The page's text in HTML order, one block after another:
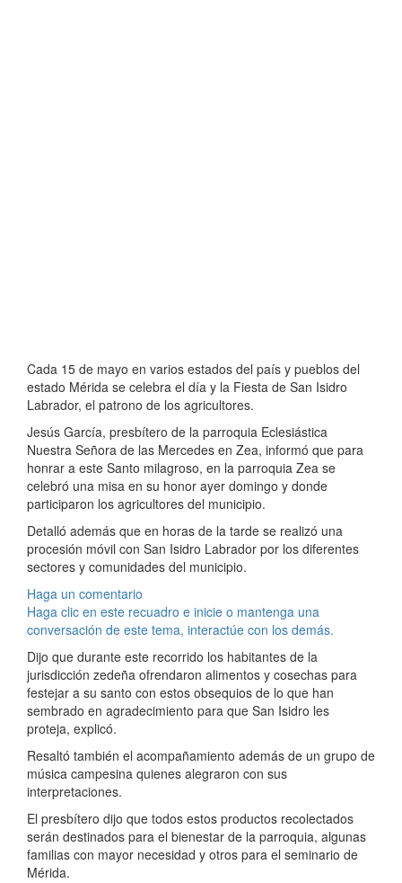
Cada 15 de mayo en varios estados del país y pueblos del
estado Mérida se celebra el día y la Fiesta de San Isidro
Labrador, el patrono de los agricultores.
Jesús García, presbítero de la parroquia Eclesiástica
Nuestra Señora de las Mercedes en Zea, informó que para
honrar a este Santo milagroso, en la parroquia Zea se
celebró una misa en su honor ayer domingo y donde
participaron los agricultores del municipio.
Detalló además que en horas de la tarde se realizó una
procesión móvil con San Isidro Labrador por los diferentes
sectores y comunidades del municipio.
Haga un comentario
Haga clic en este recuadro e inicie o mantenga una
conversación de este tema, interactúe con los demás.
Dijo que durante este recorrido los habitantes de la
jurisdicción zedeña ofrendaron alimentos y cosechas para
festejar a su santo con estos obsequios de lo que han
sembrado en agradecimiento para que San Isidro les
proteja, explicó.
Resaltó también el acompañamiento además de un grupo de
música campesina quienes alegraron con sus
interpretaciones.
El presbítero dijo que todos estos productos recolectados
serán destinados para el bienestar de la parroquia, algunas
familias con mayor necesidad y otros para el seminario de
Mérida.